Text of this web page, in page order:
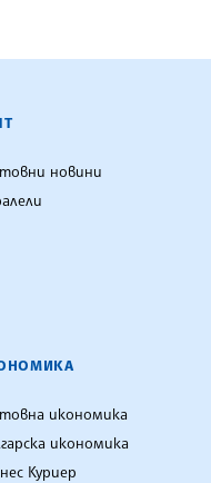
АГЕНЦИЯ
новини
икономика
икономика
Куриер